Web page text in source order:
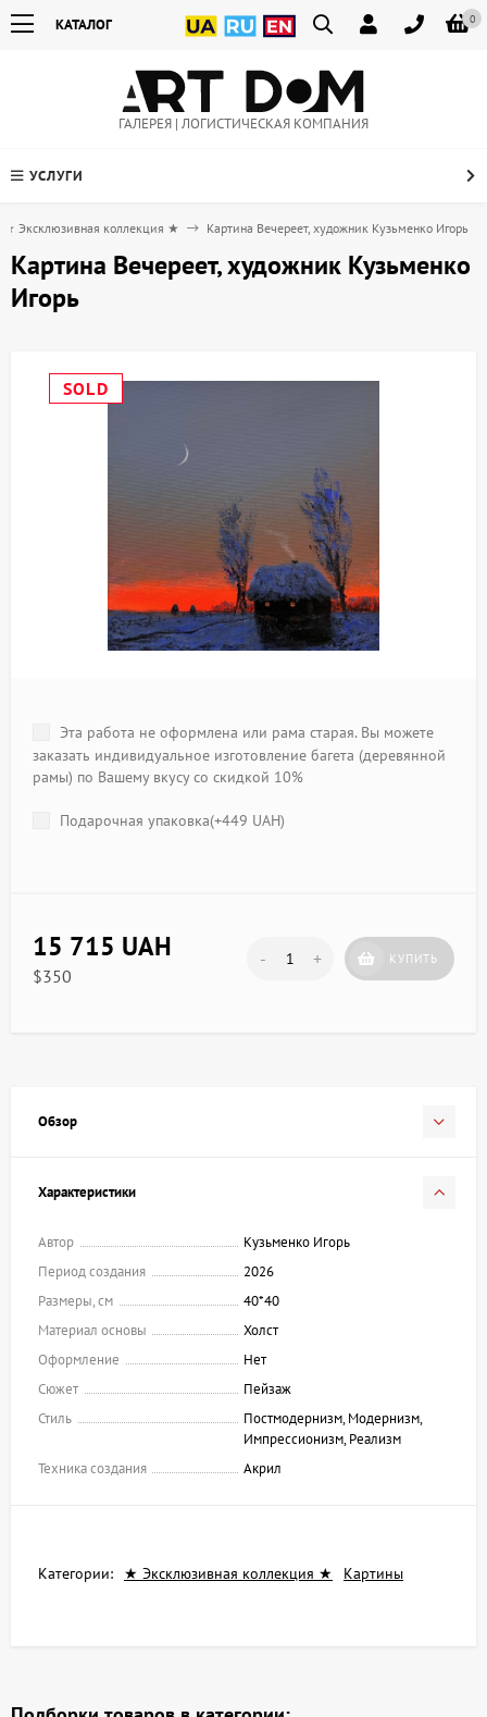
0
КАТАЛОГ
ГАЛЕРЕЯ | ЛОГИСТИЧЕСКАЯ КОМПАНИЯ
УСЛУГИ
★ Эксклюзивная коллекция ★ Картина Вечереет, художник Кузьменко Игорь
Картина Вечереет, художник Кузьменко
Игорь
SOLD
Эта работа не оформлена или рама старая. Вы можете
заказать индивидуальное изготовление багета (деревянной
рамы) по Вашему вкусу со скидкой 10%
Подарочная упаковка(+449 UAH)
15 715 UAH
$350
- + КУПИТЬ
Обзор
Характеристики
Автор
Кузьменко Игорь
Период создания
2026
Размеры, см
40*40
Материал основы
Холст
Оформление
Нет
Сюжет
Пейзаж
Стиль
Постмодернизм, Модернизм,
Импрессионизм, Реализм
Техника создания
Акрил
Категории: ★ Эксклюзивная коллекция ★ Картины